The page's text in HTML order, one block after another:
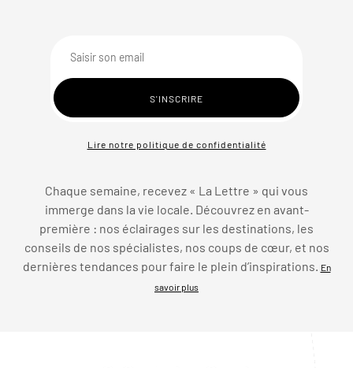
Lire notre politique de confidentialité
Chaque semaine, recevez « La Lettre » qui vous
immerge dans la vie locale. Découvrez en avant-
première : nos éclairages sur les destinations, les
conseils de nos spécialistes, nos coups de cœur, et nos
dernières tendances pour faire le plein d’inspirations.
En
savoir plus